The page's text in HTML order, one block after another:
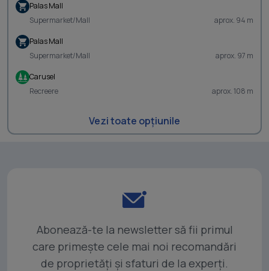
Palas Mall
Supermarket/Mall
aprox. 94 m
Palas Mall
Supermarket/Mall
aprox. 97 m
Carusel
Recreere
aprox. 108 m
Vezi toate opțiunile
Abonează-te la newsletter să fii primul
care primește cele mai noi recomandări
de proprietăți și sfaturi de la experți.